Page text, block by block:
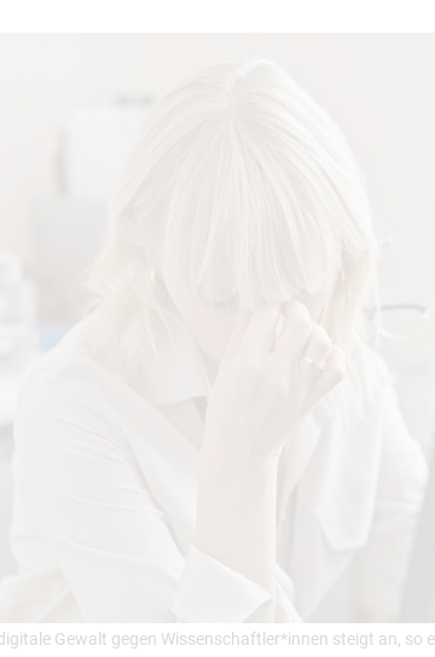
Gewalt gegen Wissenschaftler*innen steigt an,